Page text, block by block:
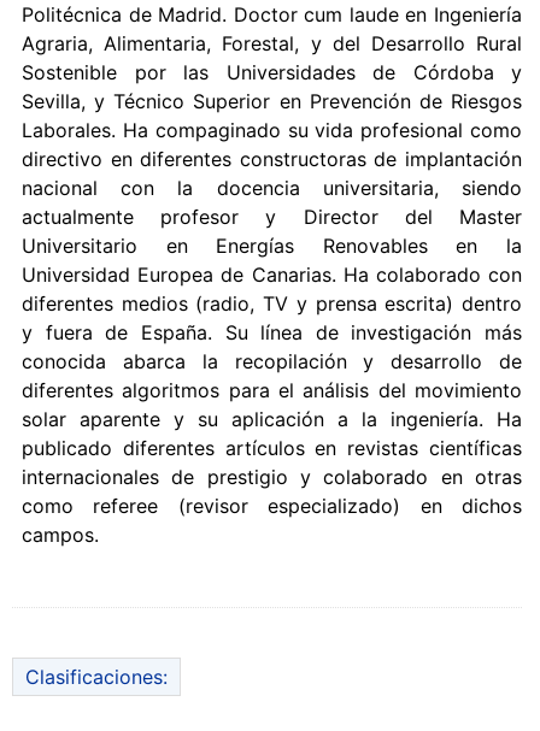
Politécnica de Madrid. Doctor cum laude en Ingeniería
Agraria, Alimentaria, Forestal, y del Desarrollo Rural
Sostenible por las Universidades de Córdoba y
Sevilla, y Técnico Superior en Prevención de Riesgos
Laborales. Ha compaginado su vida profesional como
directivo en diferentes constructoras de implantación
nacional con la docencia universitaria, siendo
actualmente profesor y Director del Master
Universitario en Energías Renovables en la
Universidad Europea de Canarias. Ha colaborado con
diferentes medios (radio, TV y prensa escrita) dentro
y fuera de España. Su línea de investigación más
conocida abarca la recopilación y desarrollo de
diferentes algoritmos para el análisis del movimiento
solar aparente y su aplicación a la ingeniería. Ha
publicado diferentes artículos en revistas científicas
internacionales de prestigio y colaborado en otras
como referee (revisor especializado) en dichos
campos.
Clasificaciones: